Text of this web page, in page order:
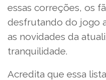
essas correções, os
desfrutando do jogo
as novidades da
tranquilidade.
Acredita que essa